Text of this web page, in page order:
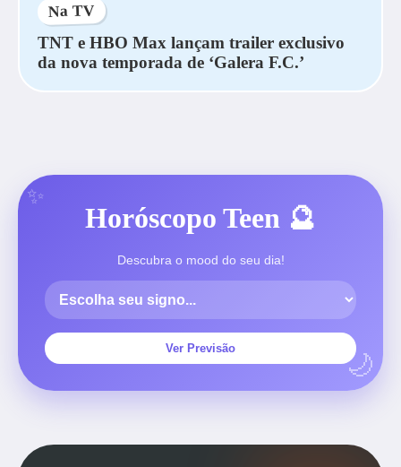
Na TV
TNT e HBO Max lançam trailer exclusivo
da nova temporada de ‘Galera F.C.’
Horóscopo Teen 🔮
Descubra o mood do seu dia!
Ver Previsão